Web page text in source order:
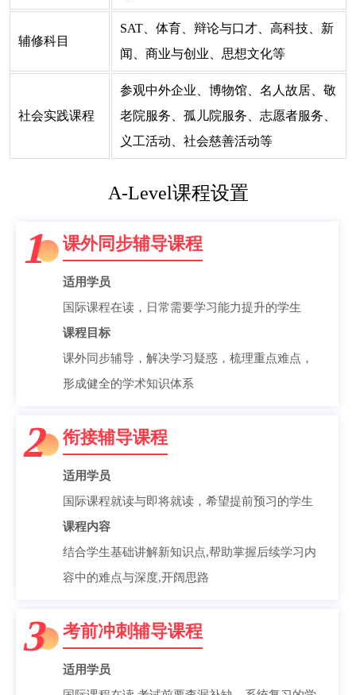
辅修科目
SAT、体育、辩论与口才、高科技、新
闻、商业与创业、思想文化等
社会实践课程
参观中外企业、博物馆、名人故居、敬
老院服务、孤儿院服务、志愿者服务、
义工活动、社会慈善活动等
A-Level课程设置
1 课外同步辅导课程
适用学员
国际课程在读，日常需要学习能力提升的学生
课程目标
课外同步辅导，解决学习疑惑，梳理重点难点，
形成健全的学术知识体系
2 衔接辅导课程
适用学员
国际课程就读与即将就读，希望提前预习的学生
课程内容
结合学生基础讲解新知识点,帮助掌握后续学习内
容中的难点与深度,开阔思路
3 考前冲刺辅导课程
适用学员